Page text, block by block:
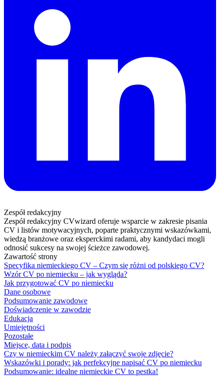
Zespół redakcyjny
Zespół redakcyjny CVwizard oferuje wsparcie w zakresie pisania
CV i listów motywacyjnych, poparte praktycznymi wskazówkami,
wiedzą branżowe oraz eksperckimi radami, aby kandydaci mogli
odnosić sukcesy na swojej ścieżce zawodowej.
Zawartość strony
Specyfika niemieckiego CV – Czym się różni od polskiego CV?
Wzór CV po niemiecku – jak wygląda?
Jak przygotować CV po niemiecku
Dane osobowe
Podsumowanie zawodowe
Doświadczenie w zawodzie
Edukacja
Umiejętności
Pozostałe
Miejsce, data i podpis
Czy w niemieckim CV należy załączyć swoje zdjęcie?
Wskazówki i porady: jak perfekcyjne napisać CV po niemiecku
Podsumowanie: idealne niemieckie CV to pestka!